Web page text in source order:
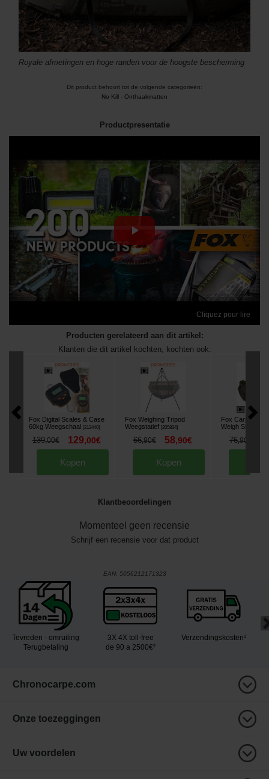
Royale afmetingen en hoge randen voor de hoogste bescherming
Dit product behoort tot de volgende categorieën:
No Kill - Onthaakmatten
Productpresentatie
Cliquez pour lire
Producten gerelateerd aan dit artikel:
Klanten die dit artikel kochten, kochten ook:
Fox Digital Scales & Case
60kg Weegschaal
212440]
139,00€ 129,00€
Kopen
Fox Weighing Tripod
Weegstatief
205834]
66,90€ 58,90€
Kopen
Fox
Weigh Sling
76,90
Klantbeoordelingen
Momenteel geen recensie
Schrijf een recensie voor dat product
EAN: 5056212171323
Tevreden - omruiling
Terugbetaling
3X 4X toll-free
de 90 a 2500€²
Verzendingskosten¹
Chronocarpe.com
Onze toezeggingen
Uw voordelen